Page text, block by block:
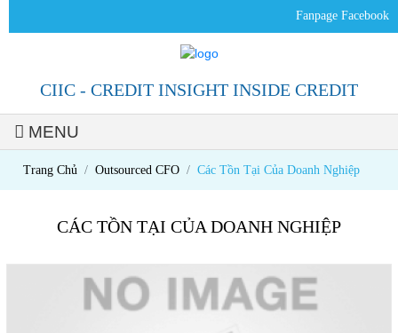
Fanpage Facebook
CIIC - CREDIT INSIGHT INSIDE CREDIT
MENU
Trang Chủ Outsourced CFO Các Tồn Tại Của Doanh Nghiệp
CÁC TỒN TẠI CỦA DOANH NGHIỆP